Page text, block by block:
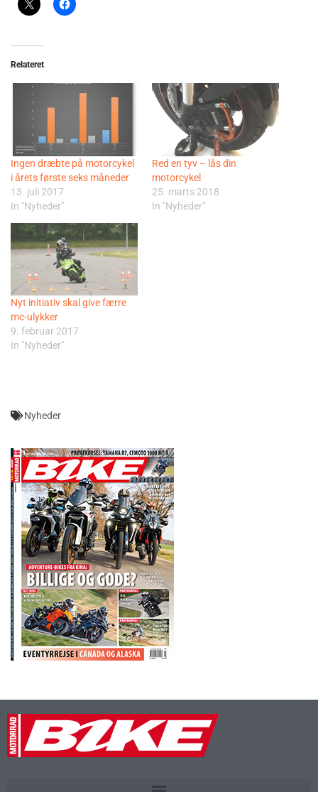
Relateret
Ingen dræbte på motorcykel
i årets første seks måneder
13. juli 2017
In "Nyheder"
Red en tyv – lås din
motorcykel
25. marts 2018
In "Nyheder"
Nyt initiativ skal give færre
mc-ulykker
9. februar 2017
In "Nyheder"
Nyheder